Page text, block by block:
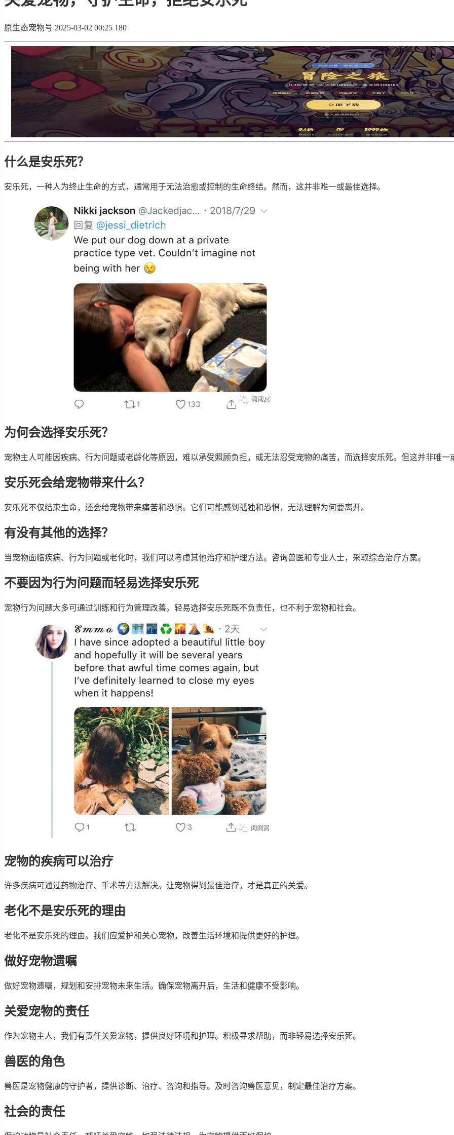
原生态宠物号 2025-03-02 00:25 180
什么是安乐死？
安乐死，一种人为终止生命的方式，通常用于无法治愈或控制的生命终结。然而，这并非唯一或最佳选择。
为何会选择安乐死？
宠物主人可能因疾病、行为问题或老龄化等原因，难以承受照顾负担，或无法忍受宠物的痛苦，而选择安乐死。但这并非唯一
安乐死会给宠物带来什么？
安乐死不仅结束生命，还会给宠物带来痛苦和恐惧。它们可能感到孤独和恐惧，无法理解为何要离开。
有没有其他的选择？
当宠物面临疾病、行为问题或老化时，我们可以考虑其他治疗和护理方法。咨询兽医和专业人士，采取综合治疗方案。
不要因为行为问题而轻易选择安乐死
宠物行为问题大多可通过训练和行为管理改善。轻易选择安乐死既不负责任，也不利于宠物和社会。
宠物的疾病可以治疗
许多疾病可通过药物治疗、手术等方法解决。让宠物得到最佳治疗，才是真正的关爱。
老化不是安乐死的理由
老化不是安乐死的理由。我们应爱护和关心宠物，改善生活环境和提供更好的护理。
做好宠物遗嘱
做好宠物遗嘱，规划和安排宠物未来生活。确保宠物离开后，生活和健康不受影响。
关爱宠物的责任
作为宠物主人，我们有责任关爱宠物，提供良好环境和护理。积极寻求帮助，而非轻易选择安乐死。
兽医的角色
兽医是宠物健康的守护者，提供诊断、治疗、咨询和指导。及时咨询兽医意见，制定最佳治疗方案。
社会的责任